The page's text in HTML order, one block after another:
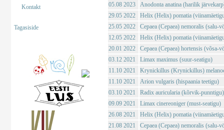
Kontakt
Tagasiside
05.08 2023
Anodonta anatina (harilik
29.05 2022
Helix (Helix) pomatia
25.05 2022
Cepaea (Cepaea) nemoralis (salu-
12.05 2022
Helix (Helix) pomatia
20.01 2022
Cepaea (Cepaea) hortensis (võsa-
03.12 2021
Limax maximus (suur-seatigu)
11.10 2021
Krynickillus (Krynickillus)
11.10 2021
Arion vulgaris (hispaania teetigu)
03.10 2021
Radix auricularia (kõrvik-punntigu)
09.09 2021
Limax cinereoniger (must-seatigu)
26.08 2021
Helix (Helix) pomatia
21.08 2021
Cepaea (Cepaea) nemoralis (salu-